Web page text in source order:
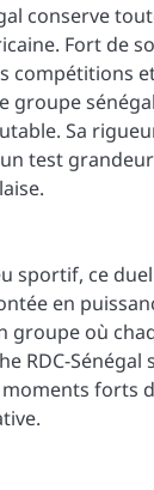
conserve
Fort de
compétitions
groupe
Sa
test
sportif, ce
en
groupe où
RDC-Sénégal
moments forts